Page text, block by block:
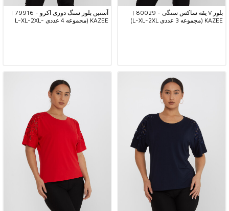
بلوز V یقه ساکس سنگی - 80029 |
KAZEE (مجموعه 3 عددی L-XL-2XL)
آستین بلوز سنگ دوزی اکرو - 79916 |
KAZEE (مجموعه 4 عددی L-XL-2XL-